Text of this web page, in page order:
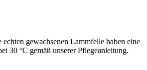
gewachsenen Lammfelle haben eine
30 °C gemäß unserer Pflegeanleitung.